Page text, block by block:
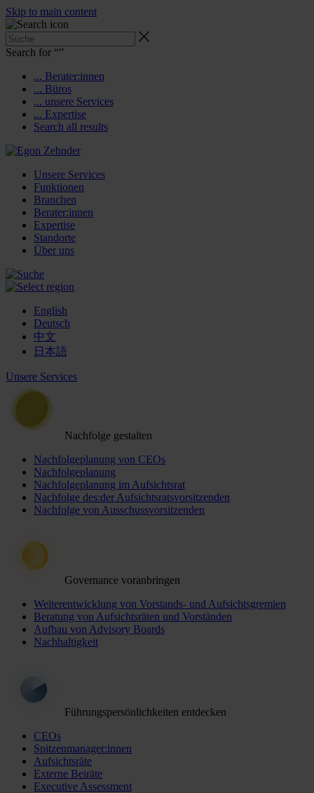
Skip to main content
Search for “”
... Berater:innen
... Büros
... unsere Services
... Expertise
Search all results
Unsere Services
Funktionen
Branchen
Berater:innen
Expertise
Standorte
Über uns
English
Deutsch
中文
日本語
Unsere Services
Nachfolge gestalten
Nachfolgeplanung von CEOs
Nachfolgeplanung
Nachfolgeplanung im Aufsichtsrat
Nachfolge des:der Aufsichtsratsvorsitzenden
Nachfolge von Ausschussvorsitzenden
Governance voranbringen
Weiterentwicklung von Vorstands- und Aufsichtsgremien
Beratung von Aufsichtsräten und Vorständen
Aufbau von Advisory Boards
Nachhaltigkeit
Führungspersönlichkeiten entdecken
CEOs
Spitzenmanager:innen
Aufsichtsräte
Externe Beiräte
Executive Assessment